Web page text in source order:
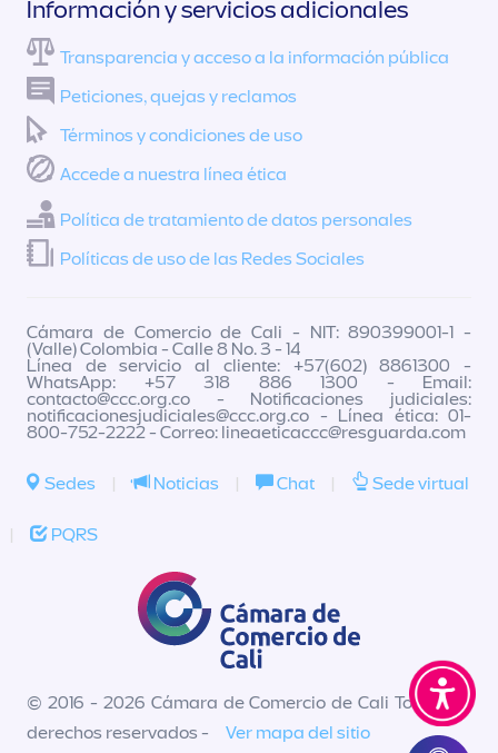
Información y servicios adicionales
Transparencia y acceso a la información pública
Peticiones, quejas y reclamos
Términos y condiciones de uso
Accede a nuestra línea ética
Política de tratamiento de datos personales
Políticas de uso de las Redes Sociales
Cámara de Comercio de Cali - NIT: 890399001-1 -
(Valle) Colombia - Calle 8 No. 3 - 14
Línea de servicio al cliente: +57(602) 8861300 -
WhatsApp: +57 318 886 1300 - Email:
contacto@ccc.org.co - Notificaciones judiciales:
notificacionesjudiciales@ccc.org.co - Línea ética: 01-
800-752-2222 - Correo: lineaeticaccc@resguarda.com
Sedes | Noticias | Chat | Sede virtual
| PQRS
© 2016 - 2026 Cámara de Comercio de Cali Todos los
derechos reservados -
Ver mapa del sitio